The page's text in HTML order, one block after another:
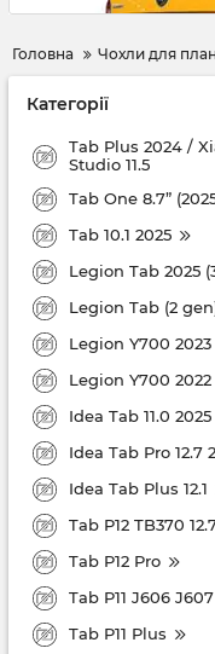
Головна Чохли для
Категорії
Tab Plus 2024 /
Studio 11.5
Tab One 8.7”
Tab 10.1 2025
Legion Tab 2025
Legion Tab (2
Legion Y700 2023
Legion Y700 2022
Idea Tab 11.0 2025
Idea Tab Pro 12.7
Idea Tab Plus 12.1
Tab P12 TB370
Tab P12 Pro
Tab P11 J606 J607
Tab P11 Plus